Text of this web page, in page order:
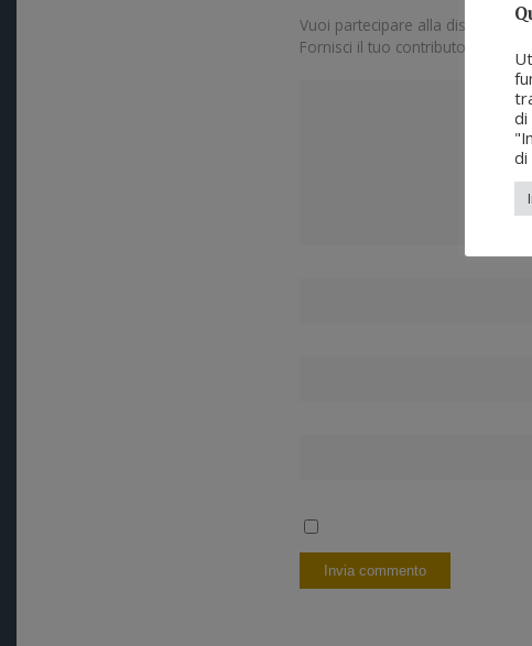
Vuoi partecipare alla
Fornisci il tuo contributo!
di
di